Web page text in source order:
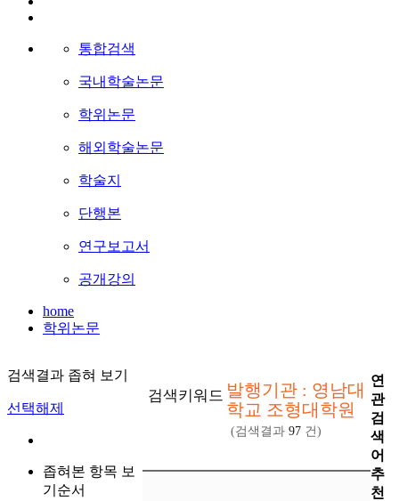
통합검색
국내학술논문
학위논문
해외학술논문
학술지
단행본
연구보고서
공개강의
home
학위논문
검색결과 좁혀 보기
선택해제
좁혀본 항목 보
기순서
검색키워드 발행기관 : 영남대
학교 조형대학원
(검색결과 97 건)
연
관
검
색
어
추
천